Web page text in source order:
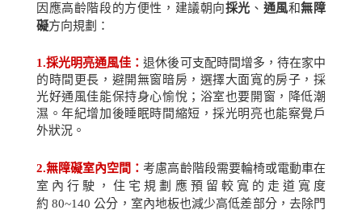
因應高齡階段的方便性，建議朝向採光 、 通風和無障
礙方向規劃：
1.採光明亮通風佳：退休後可支配時間增多，待在家中
的時間更長，避開無窗暗房，選擇大面寬的房子，採
光好通風佳能保持身心愉悅；浴室也要開窗，降低潮
濕。年紀增加後睡眠時間縮短，採光明亮也能察覺戶
外狀況。
2.無障礙室內空間：考慮高齡階段需要輪椅或電動車在
室內行駛，住宅規劃應預留較寬的走道寬度
約 80~140 公分，室內地板也減少高低差部分，去除門